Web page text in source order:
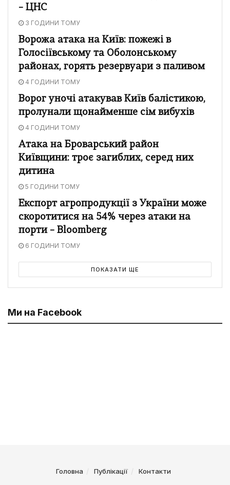
– ЦНС
3 ГОДИНИ ТОМУ
Ворожа атака на Київ: пожежі в
Голосіївському та Оболонському
районах, горять резервуари з паливом
4 ГОДИНИ ТОМУ
Ворог уночі атакував Київ балістикою,
пролунали щонайменше сім вибухів
4 ГОДИНИ ТОМУ
Атака на Броварський район
Київщини: троє загиблих, серед них
дитина
5 ГОДИНИ ТОМУ
Експорт агропродукції з України може
скоротитися на 54% через атаки на
порти – Bloomberg
6 ГОДИНИ ТОМУ
ПОКАЗАТИ ЩЕ
Ми на Facebook
Головна Публікації Контакти